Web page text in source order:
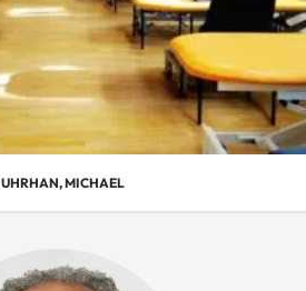
AKTUELL: UHRHAN, MICHAEL
UHRHAN, MICHAEL